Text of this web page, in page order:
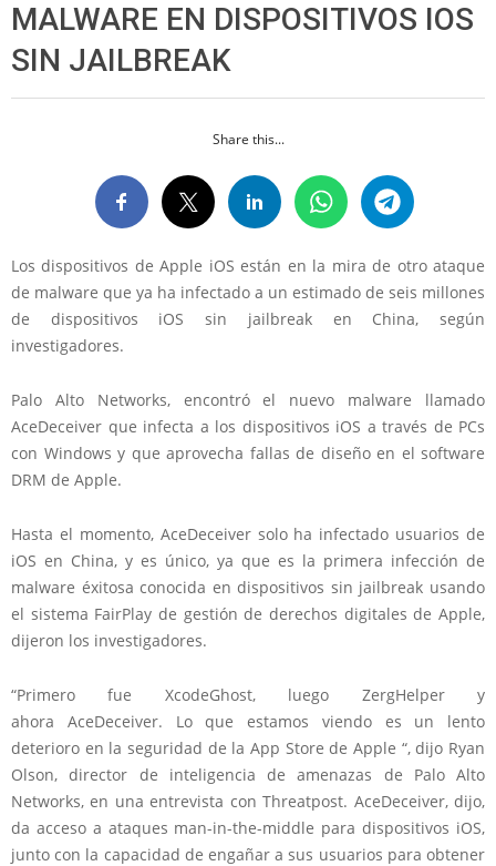
MALWARE EN DISPOSITIVOS IOS
SIN JAILBREAK
Share this...
Los dispositivos de Apple iOS están en la mira de otro ataque
de malware que ya ha infectado a un estimado de seis millones
de dispositivos iOS sin jailbreak en China, según
investigadores.
Palo Alto Networks, encontró el nuevo malware llamado
AceDeceiver que infecta a los dispositivos iOS a través de PCs
con Windows y que aprovecha fallas de diseño en el software
DRM de Apple.
Hasta el momento, AceDeceiver solo ha infectado usuarios de
iOS en China, y es único, ya que es la primera infección de
malware éxitosa conocida en dispositivos sin jailbreak usando
el sistema FairPlay de gestión de derechos digitales de Apple,
dijeron los investigadores.
“Primero fue XcodeGhost, luego ZergHelper y
ahora AceDeceiver. Lo que estamos viendo es un lento
deterioro en la seguridad de la App Store de Apple “, dijo Ryan
Olson, director de inteligencia de amenazas de Palo Alto
Networks, en una entrevista con Threatpost. AceDeceiver, dijo,
da acceso a ataques man-in-the-middle para dispositivos iOS,
junto con la capacidad de engañar a sus usuarios para obtener